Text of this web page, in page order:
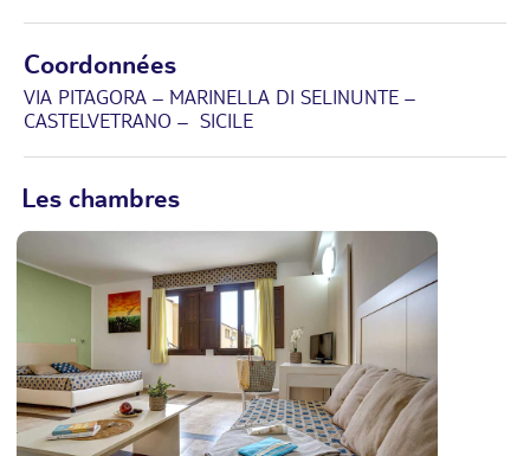
Coordonnées
VIA PITAGORA – MARINELLA DI SELINUNTE –
CASTELVETRANO – SICILE
Les chambres